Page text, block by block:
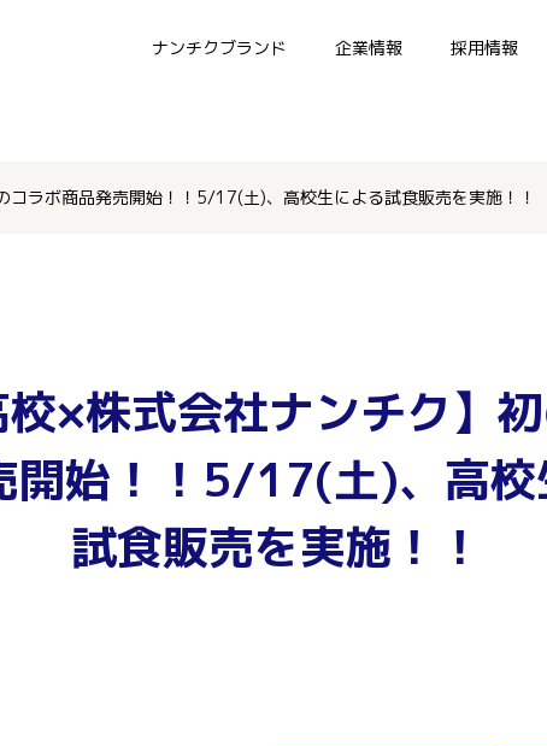
ナンチクブランド 企業情報 採用情報
コラボ商品発売開始！！5/17(土)、高校生による試食販売を実施！！
校×株式会社ナンチク】
開始！！5/17(土)、高校
試食販売を実施！！